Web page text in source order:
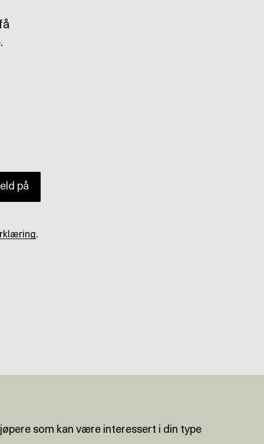
på
.
som kan være interessert i din type